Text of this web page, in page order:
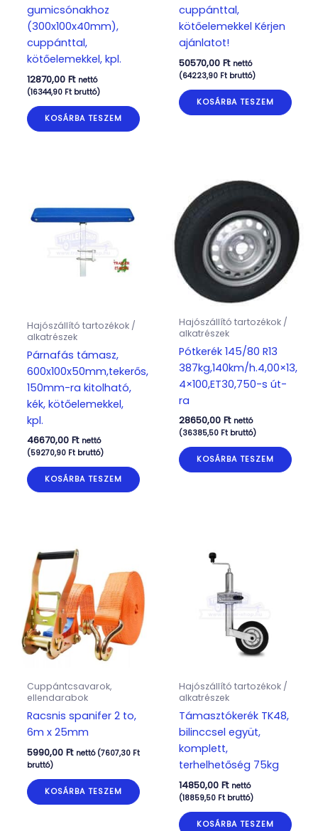
gumicsónakhoz
(300x100x40mm),
cuppánttal,
kötőelemekkel, kpl.
12870,00 Ft nettó
(16344,90 Ftbruttó)
KOSÁRBA TESZEM
cuppánttal,
kötőelemekkel Kérjen
ajánlatot!
50570,00 Ft nettó
(64223,90 Ftbruttó)
KOSÁRBA TESZEM
Hajószállító tartozékok /
alkatrészek
Párnafás támasz,
600x100x50mm,tekerős,
150mm-ra kitolható,
kék, kötőelemekkel,
kpl.
46670,00 Ft nettó
(59270,90 Ftbruttó)
KOSÁRBA TESZEM
Hajószállító tartozékok /
alkatrészek
Pótkerék 145/80 R13
387kg,140km/h.4,00×13,
4×100,ET30,750-s út-
ra
28650,00 Ft nettó
(36385,50 Ftbruttó)
KOSÁRBA TESZEM
Cuppántcsavarok,
ellendarabok
Racsnis spanifer 2 to,
6m x 25mm
5990,00 Ft nettó (7607,30 Ft
bruttó)
KOSÁRBA TESZEM
Hajószállító tartozékok /
alkatrészek
Támasztókerék TK48,
bilinccsel együt,
komplett,
terhelhetőség 75kg
14850,00 Ft nettó
(18859,50 Ftbruttó)
KOSÁRBA TESZEM